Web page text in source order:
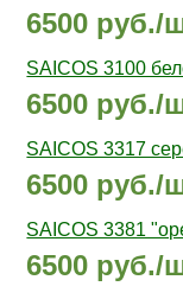
6500 руб./
SAICOS 3100
6500 руб./
SAICOS 3317
6500 руб./
SAICOS 3381
6500 руб./